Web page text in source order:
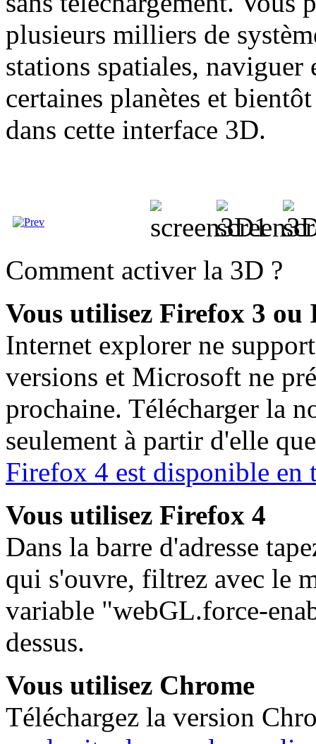
plusieurs milliers de
stations spatiales, naviguer
certaines planètes et
dans cette interface 3D.
Comment activer la 3D ?
Vous utilisez Firefox 3
Internet explorer ne
versions et Microsoft ne
prochaine. Télécharger la
seulement à partir d'elle
Firefox 4 est disponible en
Vous utilisez Firefox 4
Dans la barre d'adresse
qui s'ouvre, filtrez avec le
variable "webGL.force-
dessus.
Vous utilisez Chrome
Téléchargez la version